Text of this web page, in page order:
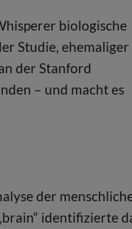
biologische
Studie, ehemaliger
der Stanford
– und macht es
der
identifizierte